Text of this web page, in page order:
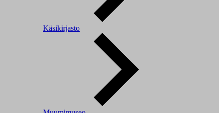
Käsikirjasto